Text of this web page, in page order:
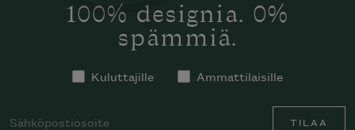
100% designia. 0%
spämmiä.
Kuluttajille Ammattilaisille
TILAA